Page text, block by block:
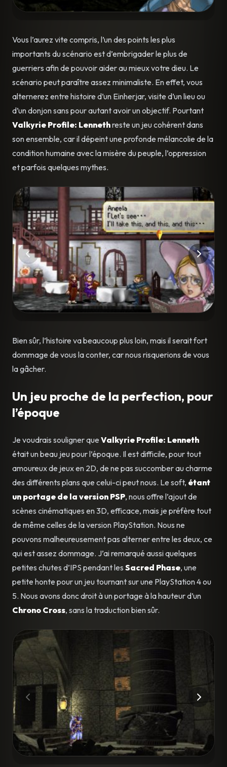
Vous l’aurez vite compris, l’un des points les plus
importants du scénario est d’embrigader le plus de
guerriers afin de pouvoir aider au mieux votre dieu. Le
scénario peut paraître assez minimaliste. En effet, vous
alternerez entre histoire d’un Einherjar, visite d’un lieu ou
d’un donjon sans pour autant avoir un objectif. Pourtant
Valkyrie Profile: Lennethreste un jeu cohérent dans
son ensemble, car il dépeint une profonde mélancolie de la
condition humaine avec la misère du peuple, l’oppression
et parfois quelques mythes.
Bien sûr, l’histoire va beaucoup plus loin, mais il serait fort
dommage de vous la conter, car nous risquerions de vous
la gâcher.
Un jeu proche de la perfection, pour
l’époque
Je voudrais souligner que Valkyrie Profile: Lenneth
était un beau jeu pour l’époque. Il est difficile, pour tout
amoureux de jeux en 2D, de ne pas succomber au charme
des différents plans que celui-ci peut nous. Le soft, étant
un portage de la version PSP, nous offre l’ajout de
scènes cinématiques en 3D, efficace, mais je préfère tout
de même celles de la version PlayStation. Nous ne
pouvons malheureusement pas alterner entre les deux, ce
qui est assez dommage. J’ai remarqué aussi quelques
petites chutes d’IPS pendant les Sacred Phase, une
petite honte pour un jeu tournant sur une PlayStation 4 ou
5. Nous avons donc droit à un portage à la hauteur d’un
Chrono Cross, sans la traduction bien sûr.